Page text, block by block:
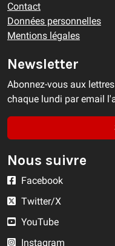
Contact
Données personnelles
Mentions légales
Newsletter
Abonnez-vous aux
chaque lundi par email
Nous suivre
Facebook
Twitter/X
YouTube
Instagram